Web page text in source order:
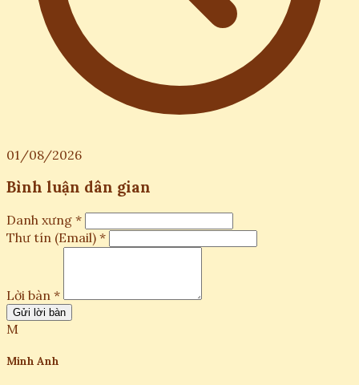
01/08/2026
Bình luận dân gian
Danh xưng *
Thư tín (Email) *
Lời bàn *
Gửi lời bàn
M
Minh Anh